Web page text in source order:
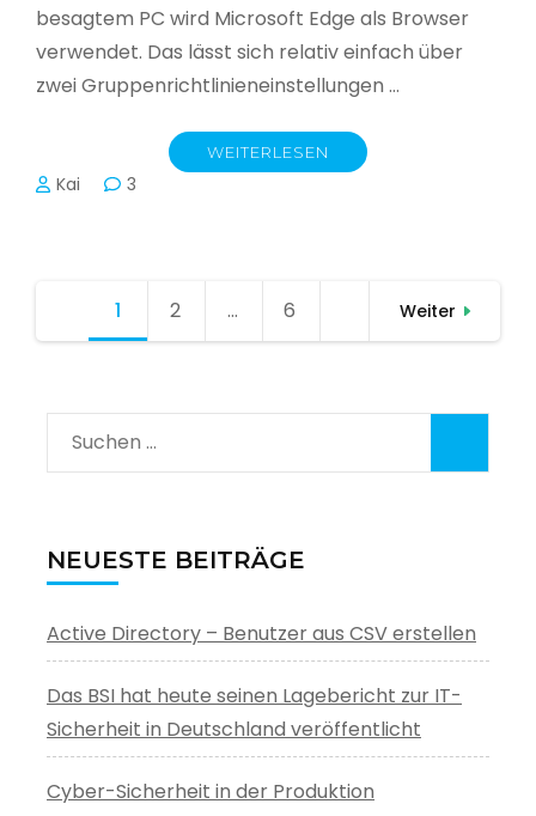
besagtem PC wird Microsoft Edge als Browser
verwendet. Das lässt sich relativ einfach über
zwei Gruppenrichtlinieneinstellungen …
WEITERLESEN
Kai 3
Seitennummerierung
1 Seite
2 … Seite
6 Weiter
Suchen
nach:
NEUESTE BEITRÄGE
Active Directory – Benutzer aus CSV erstellen
Das BSI hat heute seinen Lagebericht zur IT-
Sicherheit in Deutschland veröffentlicht
Cyber-Sicherheit in der Produktion